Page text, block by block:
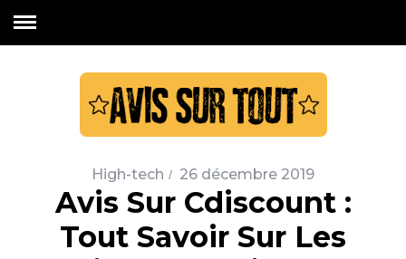
High-tech 26 décembre 2019
Avis Sur Cdiscount :
Tout Savoir Sur Les